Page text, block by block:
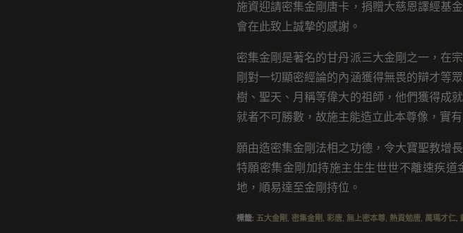
施資迎請密集金剛唐卡，捐贈大慈恩譯經基
會在此致上誠摯的感謝。
密集金剛是著名的甘丹派三大金剛之一，在
剛對一切顯密經論的內涵獲得無畏的辯才等
樹、聖天、月稱等偉大的祖師，他們獲得成
就者不可勝數，故施主能造立此本尊像，實
願由造密集金剛法相之功德，令大寶聖教增
特願密集金剛加持施主生生世世不離速疾
地，順易達至金剛持位。
標籤: 五大金剛 密集金剛 彩唐, 無上密本尊, 熱貢勉唐, 萬瑪才仁